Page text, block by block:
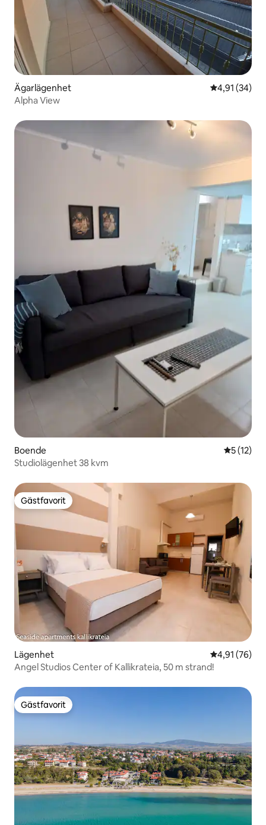
Ägarlägenhet 4,91 av 5 i
4,91 (34)
Alpha View
Boende 5 av 5 i
5 (12)
Studiolägenhet 38 kvm
Gästfavorit
Gästfavorit
Lägenhet 4,91 av 5 i
4,91 (76)
Angel Studios Center of Kallikrateia, 50 m strand!
Gästfavorit
Gästfavorit